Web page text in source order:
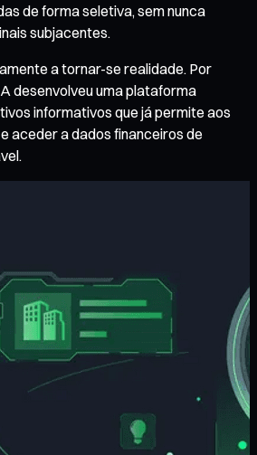
de forma seletiva, sem nunca
subjacentes.
a tornar-se realidade. Por
desenvolveu uma plataforma
informativos que já permite aos
aceder a dados financeiros de